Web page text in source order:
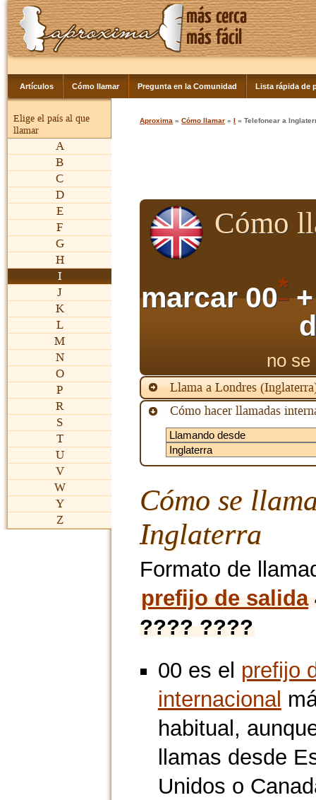
Artículos Cómo llamar Pregunta en la Comunidad Lista rápida de
Elige el país al que
llamar
A
B
C
D
E
F
G
H
I
J
K
L
M
N
O
P
R
S
T
U
V
W
Y
Z
Aproxima »Cómo llamar »I » Telefonear a
Cómo
marcar 00*+
no
Llama a Londres
Cómo hacer llamadas
Cómo se
Inglaterra
Formato de
prefijo de salida
???? ????
00 es el prefijo
internacional
habitual,
llamas desde
Unidos o